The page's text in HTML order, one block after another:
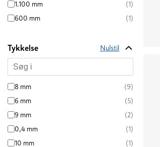
1.100 mm
(1)
600 mm
(1)
Tykkelse Nulstil
8 mm
(9)
6 mm
(5)
9 mm
(2)
0,4 mm
(1)
10 mm
(1)